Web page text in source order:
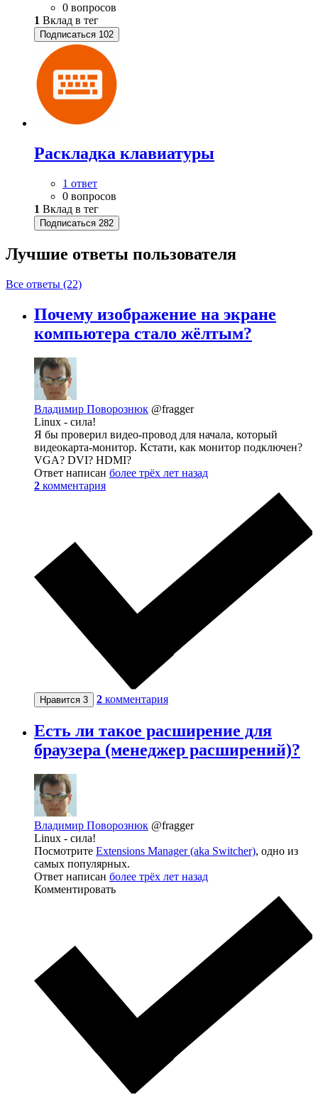
0 вопросов
1 Вклад в тег
Подписаться 102
Раскладка клавиатуры
1 ответ
0 вопросов
1 Вклад в тег
Подписаться 282
Лучшие ответы пользователя
Все ответы (22)
Почему изображение на экране
компьютера стало жёлтым?
Владимир Поворознюк @fragger
Linux - сила!
Я бы проверил видео-провод для начала, который
видеокарта-монитор. Кстати, как монитор подключен?
VGA? DVI? HDMI?
Ответ написан более трёх лет назад
2 комментария
Нравится 3 2 комментария
Есть ли такое расширение для
браузера (менеджер расширений)?
Владимир Поворознюк @fragger
Linux - сила!
Посмотрите Extensions Manager (aka Switcher), одно из
самых популярных.
Ответ написан более трёх лет назад
Комментировать